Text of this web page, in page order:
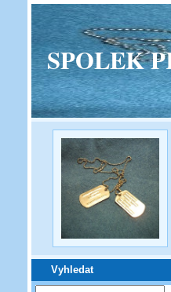
SPOLEK
Vyhledat